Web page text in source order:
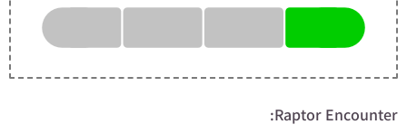
Raptor Encounter: